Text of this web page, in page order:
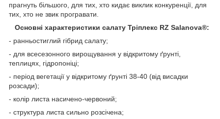
прагнуть більшого, для тих, хто кидає виклик конкуренції, для
тих, хто не звик програвати.
Основні характеристики салату Тріплекс RZ Salanova®:
- ранньостиглий гібрид салату;
- для всесезонного вирощування у відкритому ґрунті,
теплицях, гідропоніці;
- період вегетації у відкритому ґрунті 38-40 (від висадки
розсади);
- колір листа насичено-червоний;
- структура листа сильно розсічена;